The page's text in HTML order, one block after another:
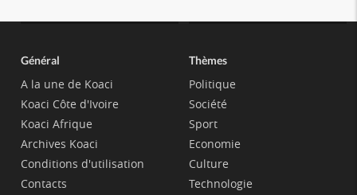
Général
A la une de Koaci
Koaci Côte d'Ivoire
Koaci Afrique
Archives Koaci
Conditions d'utilisation
Contacts
Thèmes
Politique
Société
Sport
Economie
Culture
Technologie